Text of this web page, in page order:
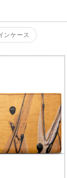
ンケース